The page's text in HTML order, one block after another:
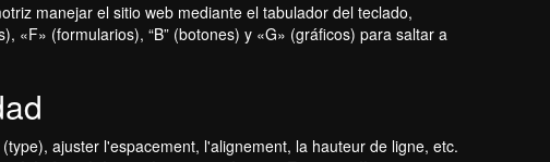
manejar el sitio web mediante el tabulador del teclado,
«F» (formularios), “B” (botones) y «G» (gráficos) para saltar a
ajuster l'espacement, l'alignement, la hauteur de ligne, etc.